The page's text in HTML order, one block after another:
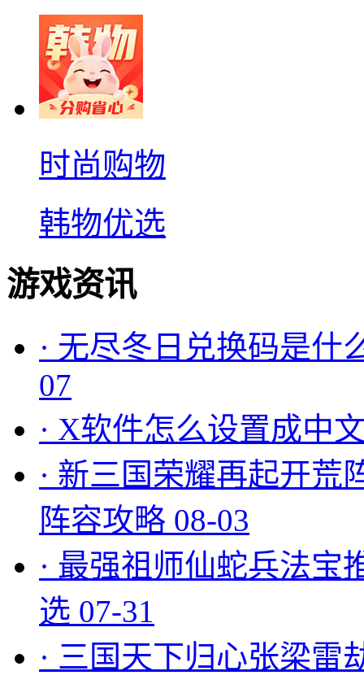
时尚购物
韩物优选
游戏资讯
· 无尽冬日兑换码是什
07
· X软件怎么设置成中
· 新三国荣耀再起开荒
阵容攻略 08-03
· 最强祖师仙蛇兵法宝
选 07-31
· 三国天下归心张梁雷